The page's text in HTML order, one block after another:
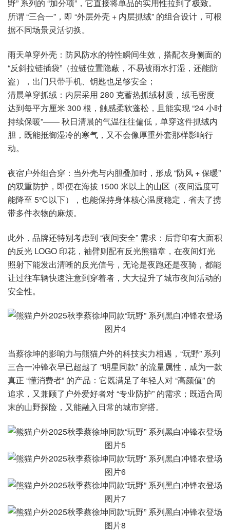
野” 系列的 “加分项”，它直接将单品的实用性拉到了极致。
所谓 “三合一”，即 “外层外壳 + 内层抓绒” 的组合设计，可根
据不同场景灵活切换。
雨天单穿外壳：防风防水的特性瞬间生效，搭配衣身侧面的
“反斜拉链插袋”（拉链位置隐蔽，不易被雨水打湿，还能防
盗），出门只带手机、钥匙也足够安全；
清晨单穿抓绒：内层采用 280 克蓄热抓绒材质，绒毛密度
达到每平方厘米 300 根，触感柔软蓬松，且能实现 “24 小时
持续保暖”—— 秋日清晨的气温往往偏低，单穿这件抓绒内
胆，既能抵御湿冷的寒气，又不会像厚重外套那样影响行
动。
夜宿户外组合穿：当外壳与内胆叠加时，形成 “防风 + 保暖”
的双重防护，即便在海拔 1500 米以上的山区（夜间温度可
能降至 5℃以下），也能保持身体核心温度稳定，省去了携
带多件衣物的麻烦。
此外，品牌还特别考虑到 “夜间安全” 需求：后背印有大面积
的反光 LOGO 印花，袖臂则配有反光熊猫章，在夜间灯光
照射下能发出清晰的反光信号，无论是夜跑还是夜骑，都能
让过往车辆快速注意到穿着者，大大提升了城市夜间活动的
安全性。
当蔡徐坤的影响力与熊猫户外的科技实力相遇，“玩野” 系列
三合一冲锋衣早已超越了 “明星同款” 的流量属性，成为一款
真正 “懂消费者” 的产品：它既满足了年轻人对 “高颜值” 的
追求，又兼顾了户外爱好者对 “专业防护” 的需求；既适合周
末的山野探险，又能融入日常的城市穿搭。